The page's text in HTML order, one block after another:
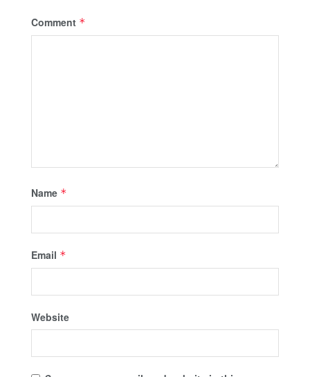
Comment *
Name *
Email *
Website